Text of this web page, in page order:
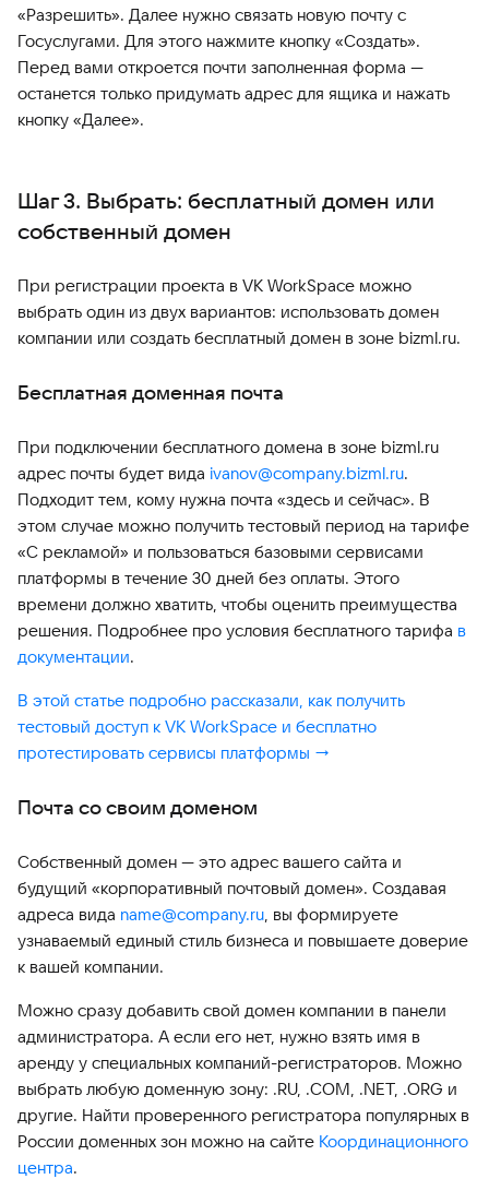
«Разрешить». Далее нужно связать новую почту с
Госуслугами. Для этого нажмите кнопку «Создать».
Перед вами откроется почти заполненная форма —
останется только придумать адрес для ящика и нажать
кнопку «Далее».
Шаг 3. Выбрать: бесплатный домен или
собственный домен
При регистрации проекта в VK WorkSpace можно
выбрать один из двух вариантов: использовать домен
компании или создать бесплатный домен в зоне bizml.ru.
Бесплатная доменная почта
При подключении бесплатного домена в зоне bizml.ru
адрес почты будет вида ivanov@company.bizml.ru.
Подходит тем, кому нужна почта «здесь и сейчас». В
этом случае можно получить тестовый период на тарифе
«С рекламой» и пользоваться базовыми сервисами
платформы в течение 30 дней без оплаты. Этого
времени должно хватить, чтобы оценить преимущества
решения. Подробнее про условия бесплатного тарифа в
документации.
В этой статье подробно рассказали, как получить
тестовый доступ к VK WorkSpace и бесплатно
протестировать сервисы платформы →
Почта со своим доменом
Собственный домен — это адрес вашего сайта и
будущий «корпоративный почтовый домен». Создавая
адреса вида name@company.ru, вы формируете
узнаваемый единый стиль бизнеса и повышаете доверие
к вашей компании.
Можно сразу добавить свой домен компании в панели
администратора. А если его нет, нужно взять имя в
аренду у специальных компаний-регистраторов. Можно
выбрать любую доменную зону: .RU, .COM, .NET, .ORG и
другие. Найти проверенного регистратора популярных в
России доменных зон можно на сайте Координационного
центра.